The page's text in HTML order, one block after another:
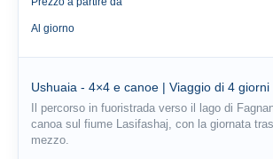
Al giorno
Ushuaia - 4×4 e canoe | Viaggio di 4 giorni
Il percorso in fuoristrada verso il lago di
canoa sul fiume Lasifashaj, con la giornata
mezzo.